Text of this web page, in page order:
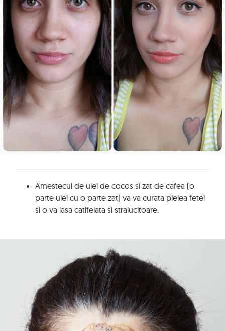
Amestecul de ulei de cocos si zat de cafea (o
parte ulei cu o parte zat) va va curata pielea fetei
si o va lasa catifelata si stralucitoare.